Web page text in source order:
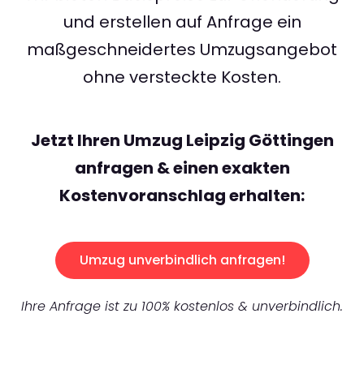
und erstellen auf Anfrage ein
maßgeschneidertes Umzugsangebot
ohne versteckte Kosten.
Jetzt Ihren Umzug Leipzig Göttingen
anfragen & einen exakten
Kostenvoranschlag erhalten:
Umzug unverbindlich anfragen!
Ihre Anfrage ist zu 100% kostenlos & unverbindlich.